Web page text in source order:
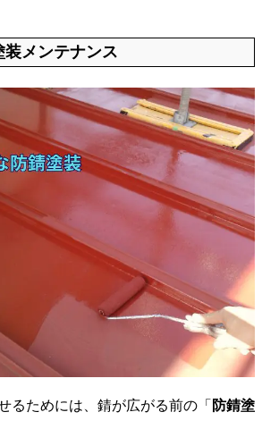
メンテナンス
るためには、錆が広がる前の「 防錆塗